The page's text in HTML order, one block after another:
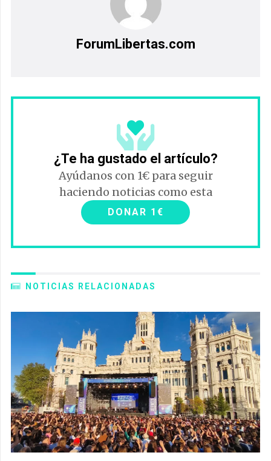
ForumLibertas.com
¿Te ha gustado el artículo?
Ayúdanos con 1€ para seguir
haciendo noticias como esta
DONAR 1€
NOTICIAS RELACIONADAS